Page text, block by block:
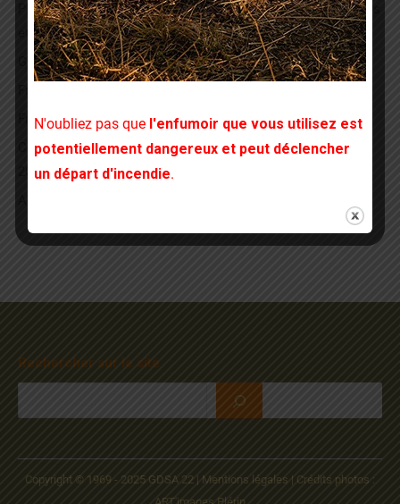
Plan Régional d’Actions en faveur des insectes pollinisateurs
et de la pollinisation en Bretagne 2026-2031
Guide des démarches en apiculture
Frelon : la lutte
Carte résultats campagne piégeage frelons à pattes jaunes
2022 – 2025
Rechercher sur le site
Copyright © 1969 - 2025 GDSA 22 | Mentions légales | Crédits photos :
N'oubliez pas que l'enfumoir que vous utilisez est
potentiellement dangereux et peut déclencher
un départ d'incendie.